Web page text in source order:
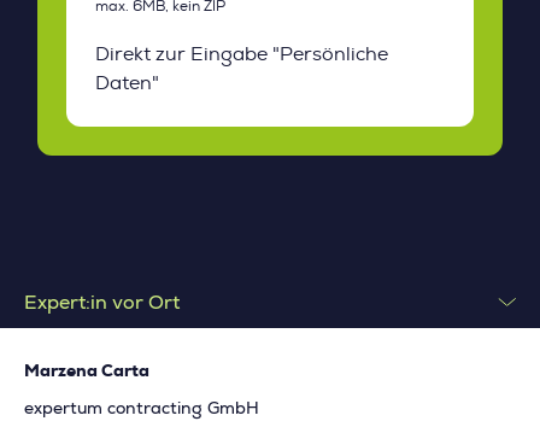
Expert:in vor Ort
Marzena Carta
expertum contracting GmbH